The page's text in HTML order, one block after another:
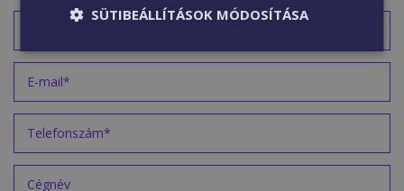
SÜTIBEÁLLÍTÁSOK MÓDOSÍTÁSA